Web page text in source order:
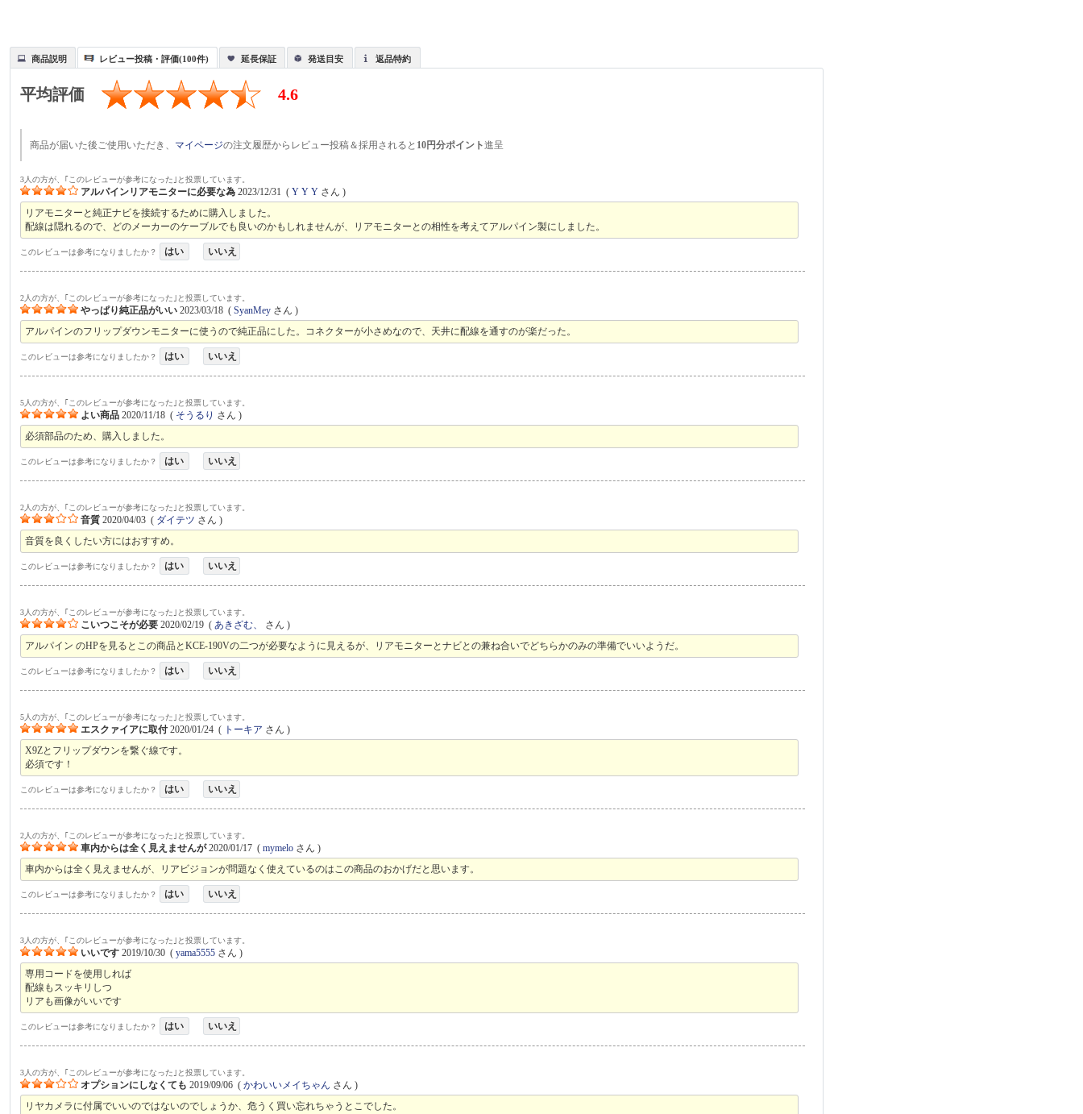
商品説明 レビュー投稿・評価(100件) 延長保証 発送目安 返品特約
平均評価 4.6
商品が届いた後ご使用いただき、 マイページの注文履歴からレビュー投稿＆採用されると 10円分ポイント進呈
3人の方が、｢このレビューが参考になった｣と投票しています。
アルパインリアモニターに必要な為 2023/12/31 (Y Y Y さん )
リアモニターと純正ナビを接続するために購入しました。
配線は隠れるので、どのメーカーのケーブルでも良いのかもしれませんが、リアモニターとの相性を考えてアルパイン製にしました。
このレビューは参考になりましたか？ はい いいえ
2人の方が、｢このレビューが参考になった｣と投票しています。
やっぱり純正品がいい 2023/03/18 (SyanMey さん )
アルパインのフリップダウンモニターに使うので純正品にした。コネクターが小さめなので、天井に配線を通すのが楽だった。
このレビューは参考になりましたか？ はい いいえ
5人の方が、｢このレビューが参考になった｣と投票しています。
よい商品 2020/11/18 ( そうるり さん )
必須部品のため、購入しました。
このレビューは参考になりましたか？ はい いいえ
2人の方が、｢このレビューが参考になった｣と投票しています。
音質 2020/04/03 ( ダイテツ さん )
音質を良くしたい方にはおすすめ。
このレビューは参考になりましたか？ はい いいえ
3人の方が、｢このレビューが参考になった｣と投票しています。
こいつこそが必要 2020/02/19 (あきざむ、
さん )
アルパイン のHPを見るとこの商品とKCE-190Vの二つが必要なように見えるが、リアモニターとナビとの兼ね合いでどちらかのみの準備でいいようだ。
このレビューは参考になりましたか？ はい いいえ
5人の方が、｢このレビューが参考になった｣と投票しています。
エスクァイアに取付 2020/01/24 ( トーキア さん )
X9Zとフリップダウンを繋ぐ線です。
必須です！
このレビューは参考になりましたか？ はい いいえ
2人の方が、｢このレビューが参考になった｣と投票しています。
車内からは全く見えませんが 2020/01/17 (mymelo さん )
車内からは全く見えませんが、リアビジョンが問題なく使えているのはこの商品のおかげだと思います。
このレビューは参考になりましたか？ はい いいえ
3人の方が、｢このレビューが参考になった｣と投票しています。
いいです 2019/10/30 (yama5555 さん )
専用コードを使用しれば
配線もスッキリしつ
リアも画像がいいです
このレビューは参考になりましたか？ はい いいえ
3人の方が、｢このレビューが参考になった｣と投票しています。
オプションにしなくても 2019/09/06 (かわいいメイちゃん さん )
リヤカメラに付属でいいのではないのでしょうか、危うく買い忘れちゃうとこでした。